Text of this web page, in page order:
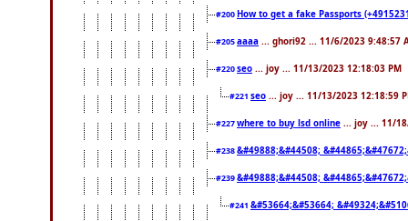
#200How to get a fake Passports
#205aaaa ... ghori92 ... 11/6/2023 9:48:57
#220seo ... joy ... 11/13/2023 12:18:03 PM
#221 seo ... joy ... 11/13/2023 12:18:59
#227where to buy lsd online ... joy ... 11/
#238&#49888;&#44508;
#239&#49888;&#44508;
#241 &#53664;&#53664;